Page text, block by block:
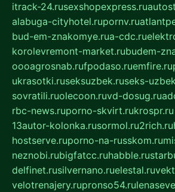
itrack-24.rusexshopexpress.ru
alabuga-cityhotel.rupornv.ru
bud-em-znakomye.rua-cdc.ru
korolevremont-market.rubudem-
oooagrosnab.rufpodaso.ruemfire.ru
ukrasotki.ruseksuzbek.ruseks-
sovratili.ruolecoon.ruvd-dosug.ru
rbc-news.ruporno-skvirt.rukrospr.ru
13autor-kolonka.rusormol.ru2rich.ru
hostserve.ruporno-na-russkom.ru
neznobi.rubigfatcc.ruhabble.ru
delfinet.rusilvernano.ruelestal.ru
velotrenajery.rupronso54.ru